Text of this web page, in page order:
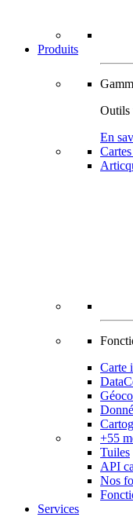
Produits
Outils
En
Carte
+55
Tuiles
API
Nos
Services